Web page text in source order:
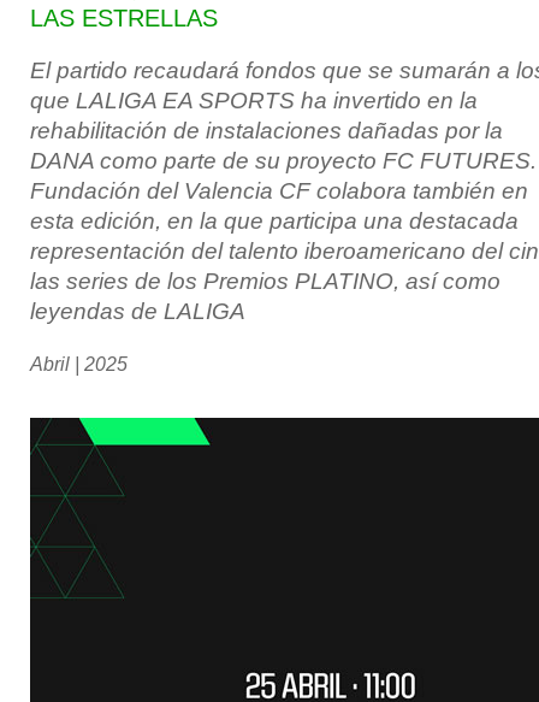
LAS ESTRELLAS
El partido recaudará fondos que se sumarán a
que LALIGA EA SPORTS ha invertido en la
rehabilitación de instalaciones dañadas por la
DANA como parte de su proyecto FC
Fundación del Valencia CF colabora también en
esta edición, en la que participa una destacada
representación del talento iberoamericano del
las series de los Premios PLATINO, así como
leyendas de LALIGA
Abril | 2025